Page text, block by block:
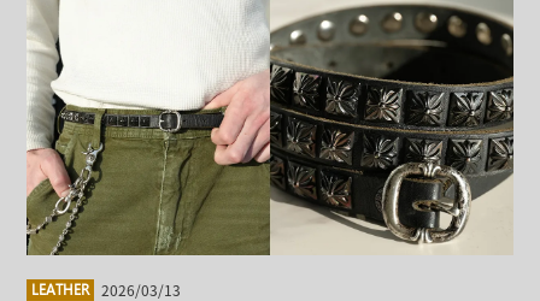
LEATHER 2026/03/13